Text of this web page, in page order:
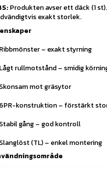
Produkten avser ett däck (1
exakt storlek.
– exakt styrning
rullmotstånd – smidig
mot gräsytor
konstruktion – förstärkt
gång – god kontroll
(TL) – enkel montering